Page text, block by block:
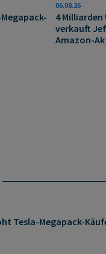
06.08.26
4
verkauft
Amazon-
Tesla-Megapack-